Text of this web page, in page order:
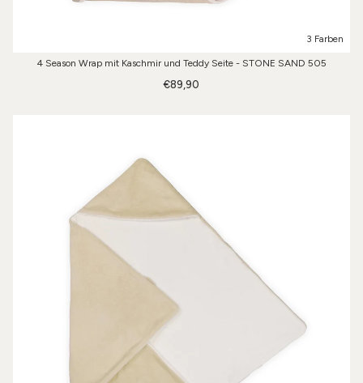
3 Farben
4 Season Wrap mit Kaschmir und Teddy Seite - STONE SAND 505
€89,90